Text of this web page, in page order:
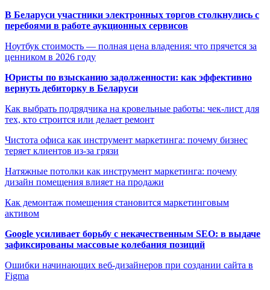
В Беларуси участники электронных торгов столкнулись с
перебоями в работе аукционных сервисов
Ноутбук стоимость — полная цена владения: что прячется за
ценником в 2026 году
Юристы по взысканию задолженности: как эффективно
вернуть дебиторку в Беларуси
Как выбрать подрядчика на кровельные работы: чек-лист для
тех, кто строится или делает ремонт
Чистота офиса как инструмент маркетинга: почему бизнес
теряет клиентов из-за грязи
Натяжные потолки как инструмент маркетинга: почему
дизайн помещения влияет на продажи
Как демонтаж помещения становится маркетинговым
активом
Google усиливает борьбу с некачественным SEO: в выдаче
зафиксированы массовые колебания позиций
Ошибки начинающих веб-дизайнеров при создании сайта в
Figma